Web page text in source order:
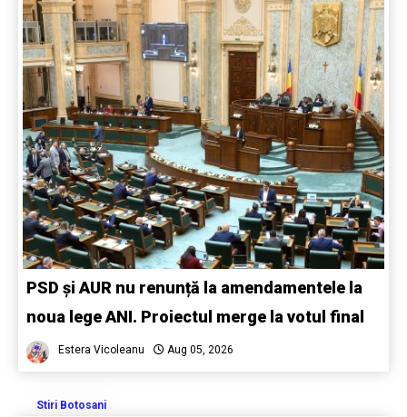
PSD și AUR nu renunță la amendamentele la
noua lege ANI. Proiectul merge la votul final
Estera Vicoleanu Aug 05, 2026
Stiri Botosani